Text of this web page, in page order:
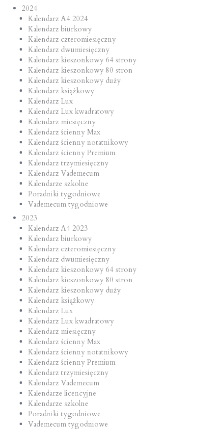
2024
Kalendarz A4 2024
Kalendarz biurkowy
Kalendarz czteromiesięczny
Kalendarz dwumiesięczny
Kalendarz kieszonkowy 64 strony
Kalendarz kieszonkowy 80 stron
Kalendarz kieszonkowy duży
Kalendarz książkowy
Kalendarz Lux
Kalendarz Lux kwadratowy
Kalendarz miesięczny
Kalendarz ścienny Max
Kalendarz ścienny notatnikowy
Kalendarz ścienny Premium
Kalendarz trzymiesięczny
Kalendarz Vademecum
Kalendarze szkolne
Poradniki tygodniowe
Vademecum tygodniowe
2023
Kalendarz A4 2023
Kalendarz biurkowy
Kalendarz czteromiesięczny
Kalendarz dwumiesięczny
Kalendarz kieszonkowy 64 strony
Kalendarz kieszonkowy 80 stron
Kalendarz kieszonkowy duży
Kalendarz książkowy
Kalendarz Lux
Kalendarz Lux kwadratowy
Kalendarz miesięczny
Kalendarz ścienny Max
Kalendarz ścienny notatnikowy
Kalendarz ścienny Premium
Kalendarz trzymiesięczny
Kalendarz Vademecum
Kalendarze licencyjne
Kalendarze szkolne
Poradniki tygodniowe
Vademecum tygodniowe